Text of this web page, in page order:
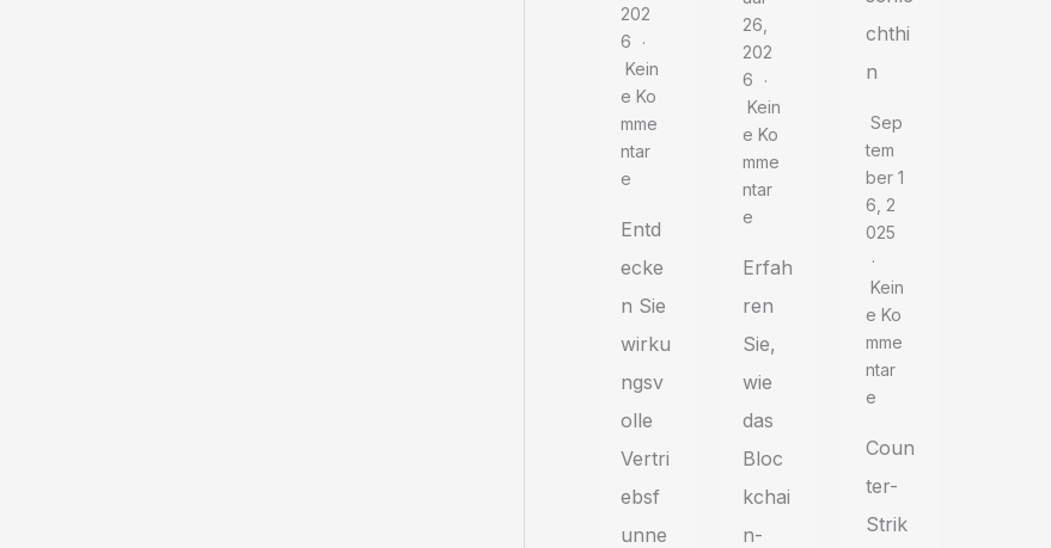
202
6
Kein
E Ko
Mme
Ntar
E
Entd
ecke
n Sie
wirku
ngsv
olle
Vertri
ebsf
unne
26,
202
6
Kein
E Ko
Mme
Ntar
E
Erfah
ren
Sie,
wie
das
Bloc
kchai
n-
chthi
n
Sep
Tem
Ber 1
6, 2
025
Kein
E Ko
Mme
Ntar
E
Coun
ter-
Strik